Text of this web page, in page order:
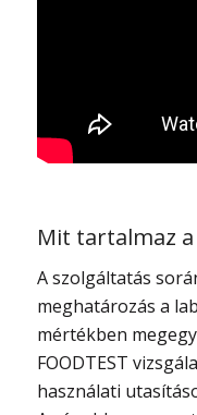
Mit tartalmaz
A szolgáltatás
meghatározás a
mértékben
FOODTEST
használati